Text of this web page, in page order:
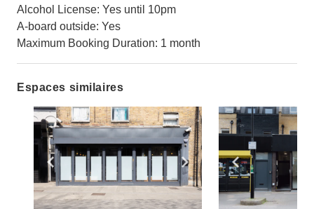
Alcohol License: Yes until 10pm
A-board outside: Yes
Maximum Booking Duration: 1 month
Espaces similaires
Show previous slide Show next slide
Show